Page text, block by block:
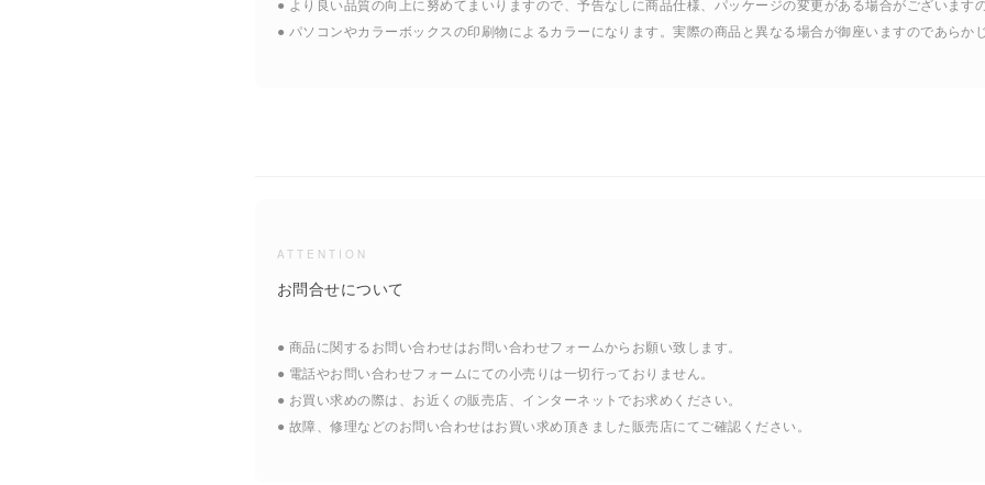
● より良い品質の向上に努めてまいりますので、予告なしに商品仕様、パッケージの変更がある場合がございます
● パソコンやカラーボックスの印刷物によるカラーになります。実際の商品と異なる場合が御座いますのであらか
ATTENTION
お問合せについて
● 商品に関するお問い合わせはお問い合わせフォームからお願い致します。
● 電話やお問い合わせフォームにての小売りは一切行っておりません。
● お買い求めの際は、お近くの販売店、インターネットでお求めください。
● 故障、修理などのお問い合わせはお買い求め頂きました販売店にてご確認ください。